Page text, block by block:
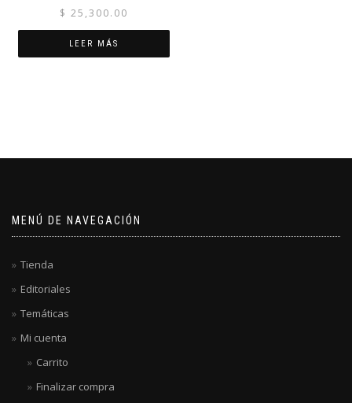
$ 25,300.00
LEER MÁS
MENÚ DE NAVEGACIÓN
Tienda
Editoriales
Temáticas
Mi cuenta
Carrito
Finalizar compra